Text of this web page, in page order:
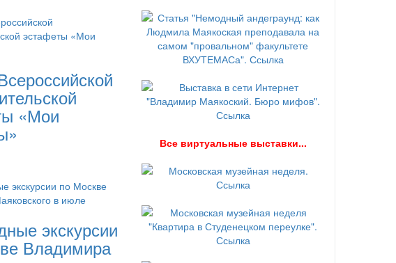
«Мои
экскурсии
Владимира
Все виртуальные выставки...